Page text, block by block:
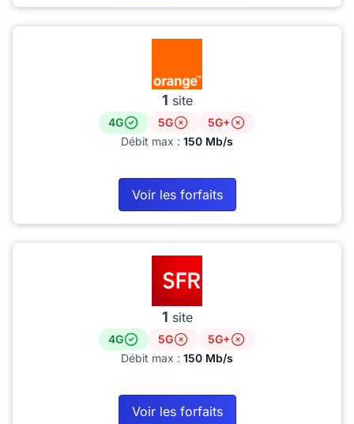
1 site
4G 5G
5G+
Débit max : 150 Mb/s
Voir les forfaits
1 site
4G 5G
5G+
Débit max : 150 Mb/s
Voir les forfaits